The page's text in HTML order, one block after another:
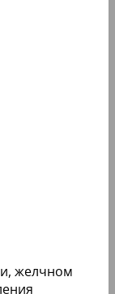
желчном